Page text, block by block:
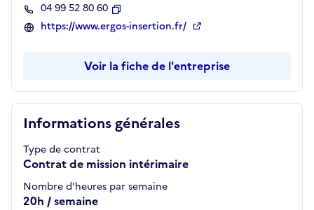
Informations générales
Type de contrat
Contrat de mission intérimaire
Nombre d'heures par semaine
20h / semaine
04 99 52 80 60
Copier
https://www.ergos-insertion.fr/
Voir la fiche de l'entreprise